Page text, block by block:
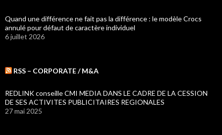
Quand une différence ne fait pas la différence : le modèle Crocs
annulé pour défaut de caractère individuel
6 juillet 2026
RSS – CORPORATE / M&A
REDLINK conseille CMI MEDIA DANS LE CADRE DE LA CESSION
DE SES ACTIVITES PUBLICITAIRES REGIONALES
27 mai 2025